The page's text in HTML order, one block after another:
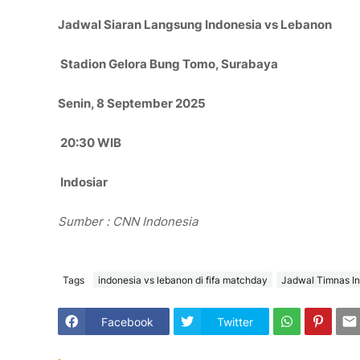
Jadwal Siaran Langsung Indonesia vs Lebanon
Stadion Gelora Bung Tomo, Surabaya
Senin, 8 September 2025
20:30 WIB
Indosiar
Sumber : CNN Indonesia
Tags indonesia vs lebanon di fifa matchday Jadwal Timnas
Facebook Twitter